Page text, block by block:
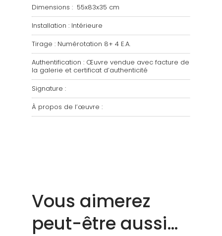
Dimensions : 55x83x35 cm
Installation : Intérieure
Tirage : Numérotation 8+ 4 E.A.
Authentification : Œuvre vendue avec facture de
la galerie et certificat d’authenticité
Signature :
À propos de l’œuvre :
Vous aimerez
peut-être aussi…